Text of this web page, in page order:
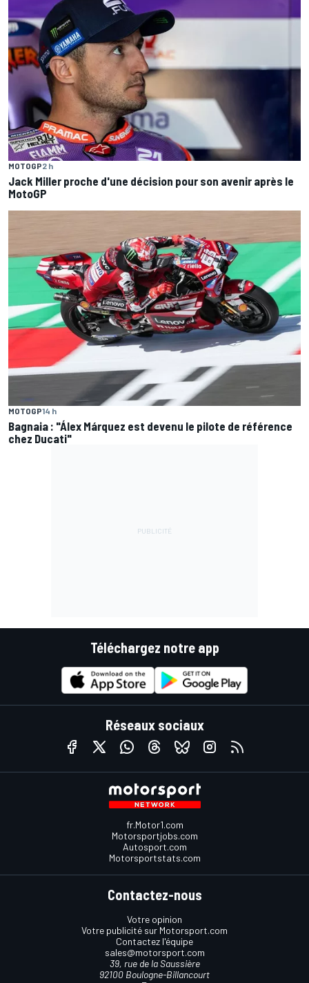
MOTOGP2 h
Jack Miller proche d'une décision pour son avenir après le
MotoGP
MOTOGP14 h
Bagnaia : "Álex Márquez est devenu le pilote de référence
chez Ducati"
Téléchargez notre app
Réseaux sociaux
fr.Motor1.com
Motorsportjobs.com
Autosport.com
Motorsportstats.com
Contactez-nous
Votre opinion
Votre publicité sur Motorsport.com
Contactez l'équipe
sales@motorsport.com
39, rue de la Saussière
92100 Boulogne-Billancourt